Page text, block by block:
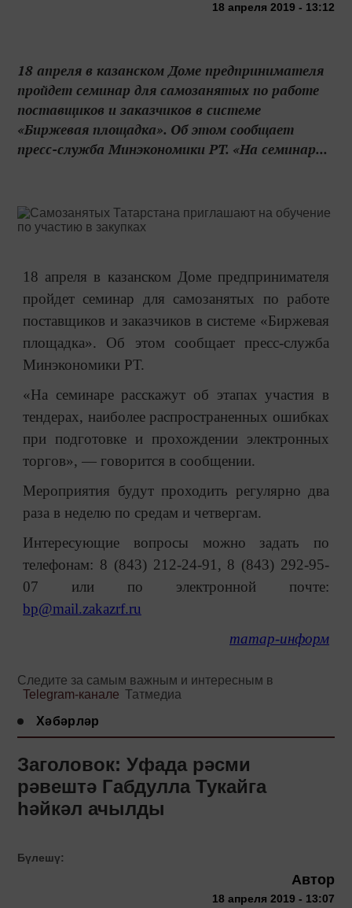
18 апреля 2019 - 13:12
18 апреля в казанском Доме предпринимателя
пройдет семинар для самозанятых по работе
поставщиков и заказчиков в системе
«Биржевая площадка». Об этом сообщает
пресс-служба Минэкономики РТ. «На семинар...
18 апреля в казанском Доме предпринимателя
пройдет семинар для самозанятых по работе
поставщиков и заказчиков в системе «Биржевая
площадка». Об этом сообщает пресс-служба
Минэкономики РТ.
«На семинаре расскажут об этапах участия в
тендерах, наиболее распространенных ошибках
при подготовке и прохождении электронных
торгов», — говорится в сообщении.
Мероприятия будут проходить регулярно два
раза в неделю по средам и четвергам.
Интересующие вопросы можно задать по
телефонам: 8 (843) 212-24-91, 8 (843) 292-95-
07 или по электронной почте:
bp@mail.zakazrf.ru
татар-информ
Следите за самым важным и интересным в
Telegram-канале Татмедиа
Хәбәрләр
Заголовок: Уфада рәсми
рәвештә Габдулла Тукайга
һәйкәл ачылды
Бүлешү:
Автор
18 апреля 2019 - 13:07